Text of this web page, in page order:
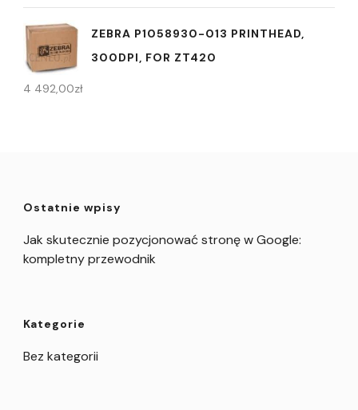
ZEBRA P1058930-013 PRINTHEAD,
300DPI, FOR ZT420
4 492,00zł
Ostatnie wpisy
Jak skutecznie pozycjonować stronę w Google:
kompletny przewodnik
Kategorie
Bez kategorii